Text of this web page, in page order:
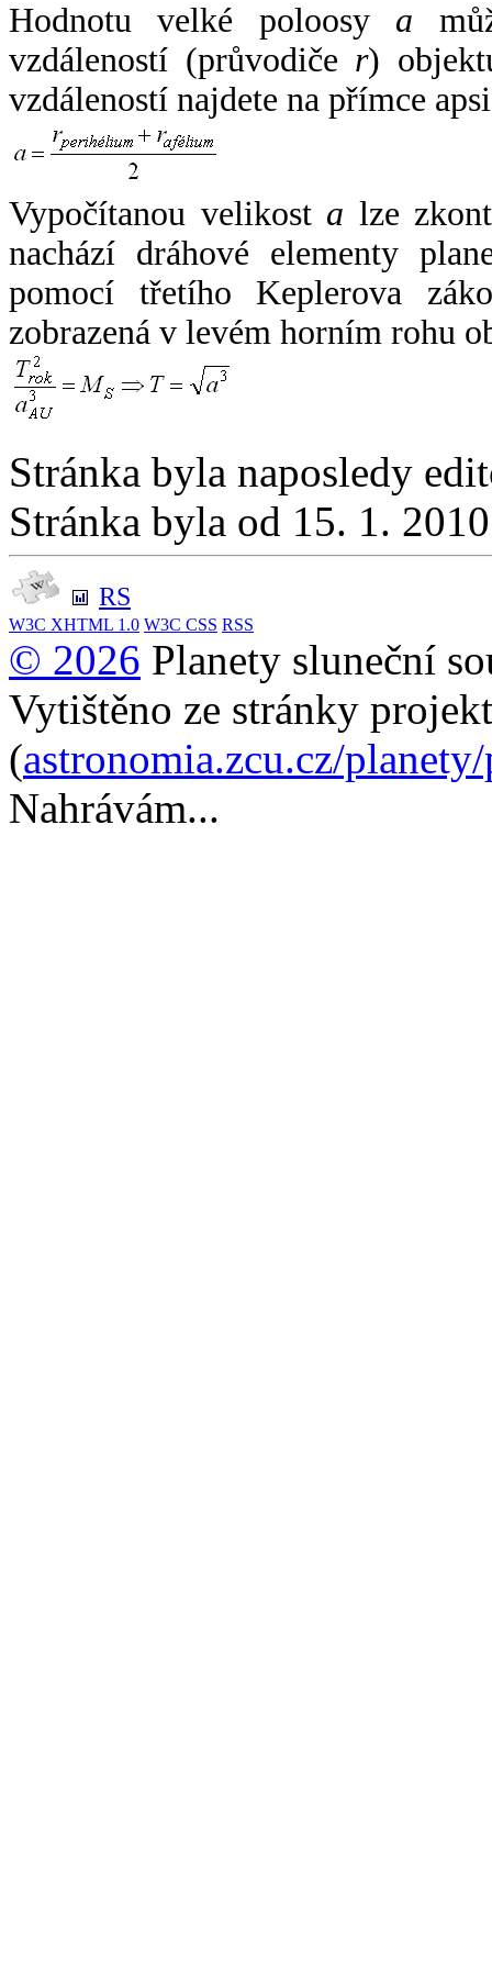
Hodnotu velké poloosy a
vzdáleností (průvodiče r)
vzdáleností najdete na přímce
Vypočítanou velikost a lze
nachází dráhové elementy
pomocí třetího Keplerova
zobrazená v levém horním rohu
Stránka byla naposledy
Stránka byla od 15. 1.
RS
W3C XHTML 1.0 W3C CSS RSS
© 2026 Planety sluneční
Vytištěno ze stránky
(astronomia.zcu.cz/
Nahrávám...